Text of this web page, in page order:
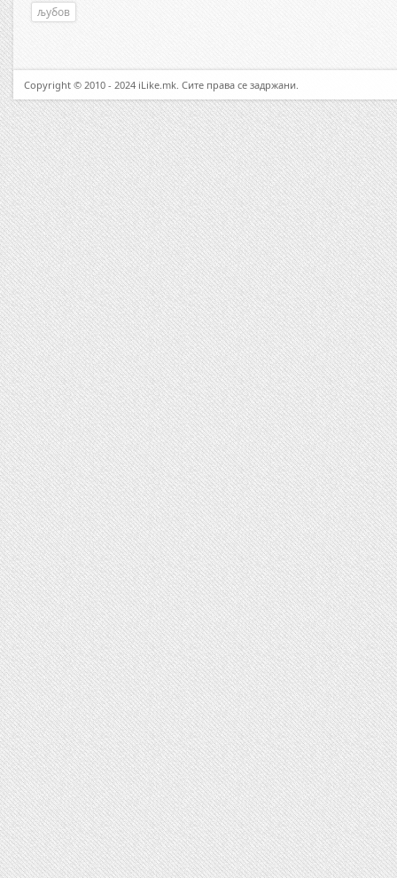
љубов
Copyright © 2010 - 2024 iLike.mk. Сите права се задржани.